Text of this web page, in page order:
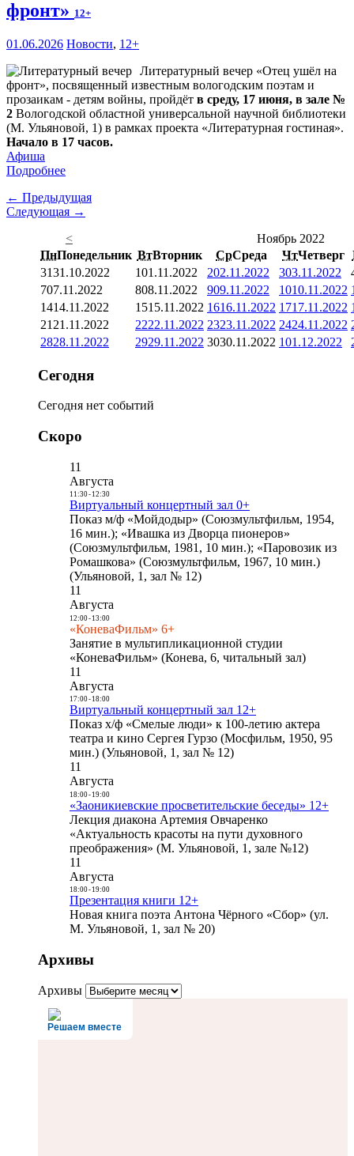
фронт» 12+
01.06.2026 Новости, 12+
Литературный вечер «Отец ушёл на
фронт», посвященный известным вологодским поэтам и
прозаикам - детям войны, пройдёт в среду, 17 июня, в зале №
2 Вологодской областной универсальной научной библиотеки
(М. Ульяновой, 1) в рамках проекта «Литературная гостиная».
Начало в 17 часов.
Афиша
Подробнее
← Предыдущая
Следующая →
<
Ноябрь 2022
ПнПонедельник ВтВторник СрСреда ЧтЧетверг
3131.10.2022 101.11.2022 202.11.2022 303.11.2022
707.11.2022 808.11.2022 909.11.2022 1010.11.2022
1414.11.2022 1515.11.2022 1616.11.2022 1717.11.2022
21 21.11.2022 2222.11.2022 2323.11.2022 2424.11.2022
2828.11.2022 2929.11.2022 3030.11.2022 101.12.2022
Сегодня
Сегодня нет событий
Скоро
11
Августа
11:30- 12:30
Виртуальный концертный зал 0+
Показ м/ф «Мойдодыр» (Союзмультфильм, 1954,
16 мин.); «Ивашка из Дворца пионеров»
(Союзмультфильм, 1981, 10 мин.); «Паровозик из
Ромашкова» (Союзмультфильм, 1967, 10 мин.)
(Ульяновой, 1, зал № 12)
11
Августа
12:00- 13:00
«КоневаФильм» 6+
Занятие в мультипликационной студии
«КоневаФильм» (Конева, 6, читальный зал)
11
Августа
17:00- 18:00
Виртуальный концертный зал 12+
Показ х/ф «Смелые люди» к 100-летию актера
театра и кино Сергея Гурзо (Мосфильм, 1950, 95
мин.) (Ульяновой, 1, зал № 12)
11
Августа
18:00- 19:00
«Заоникиевские просветительские беседы» 12+
Лекция диакона Артемия Овчаренко
«Актуальность красоты на пути духовного
преображения» (М. Ульяновой, 1, зале №12)
11
Августа
18:00- 19:00
Презентация книги 12+
Новая книга поэта Антона Чёрного «Сбор» (ул.
М. Ульяновой, 1, зал № 20)
Архивы
Архивы
Решаем вместе